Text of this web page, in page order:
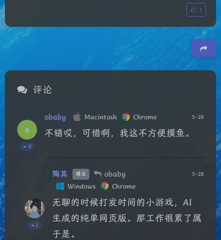
1
豆
评论
o
0
obaby Macintosh Chrome 5-28
不错哎，可惜啊，我这不方便摸鱼。
1
陶其 博主 obaby
Windows Chrome
5-28
无聊的时候打发时间的小游戏，AI
生成的纯单网页版。那工作很累了属
于是。